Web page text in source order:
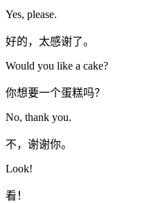
Yes, please.
好的，太感谢了。
Would you like a cake?
你想要一个蛋糕吗？
No, thank you.
不，谢谢你。
Look!
看！